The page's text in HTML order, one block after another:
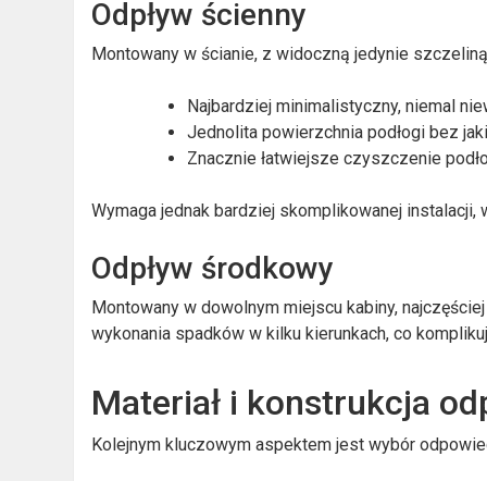
Odpływ ścienny
Montowany w ścianie, z widoczną jedynie
Najbardziej minimalistyczny, niemal
Jednolita powierzchnia podłogi bez
Znacznie łatwiejsze czyszczenie
Wymaga jednak bardziej skomplikowanej
Odpływ środkowy
Montowany w dowolnym miejscu kabiny,
wykonania spadków w kilku kierunkach, co
Materiał i konstrukcja
Kolejnym kluczowym aspektem jest wybór